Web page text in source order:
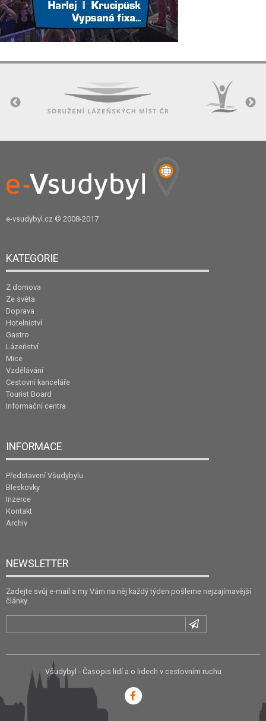
e-vsudybyl.cz © 2008-2017
KATEGORIE
Z domova
Ze světa
Doprava
Hotelnictví
Gastro
Lázeňství
Mice
Vzdělávání
Cestovní kanceláře
Tourist Board
Informační centra
INFORMACE
Představení Všudybylu
Bleskovky
Inzerce
Kontakt
Archiv
NEWSLETTER
Zadejte svůj e-mail a my Vám na něj každý týden pošleme nejzajímavější
články.
Všudybyl - Časopis lidí a o lidech v cestovním ruchu